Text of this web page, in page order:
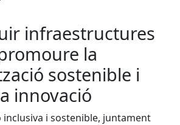
infraestructures
la
sostenible i
innovació
i sostenible, juntament